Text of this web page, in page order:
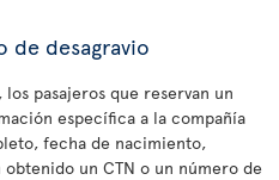
de desagravio
pasajeros que reservan un
específica a la compañía
fecha de nacimiento,
obtenido un CTN o un número de